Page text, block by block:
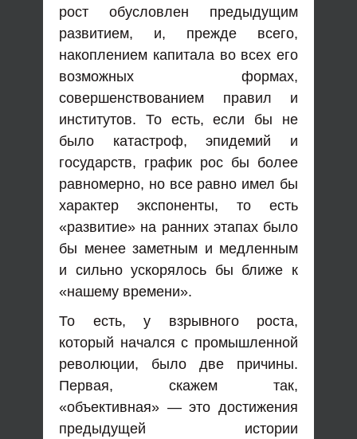
рост обусловлен предыдущим
развитием, и, прежде всего,
накоплением капитала во всех его
возможных формах,
совершенствованием правил и
институтов. То есть, если бы не
было катастроф, эпидемий и
государств, график рос бы более
равномерно, но все равно имел бы
характер экспоненты, то есть
«развитие» на ранних этапах было
бы менее заметным и медленным
и сильно ускорялось бы ближе к
«нашему времени».
То есть, у взрывного роста,
который начался с промышленной
революции, было две причины.
Первая, скажем так,
«объективная» — это достижения
предыдущей истории